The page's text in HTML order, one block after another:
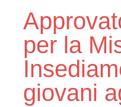
per la
giovani